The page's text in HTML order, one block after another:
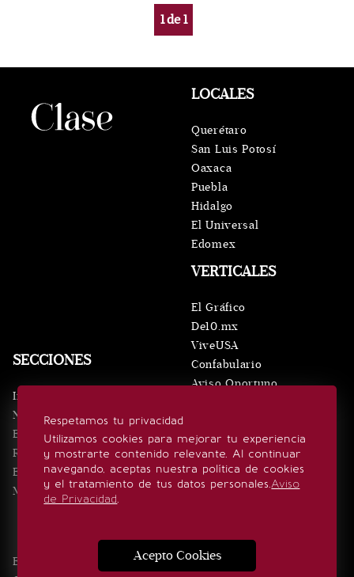
1de1
Respetamos tu privacidad
Utilizamos cookies para mejorar tu experiencia
y mostrarte contenido relevante. Al continuar
navegando, aceptas nuestra política de cookies
y el tratamiento de tus datos personales.Aviso
de Privacidad.
Acepto Cookies
SECCIONES
Inicio
Noticias
Eventos
Realeza
Estilo de vida
Minuto x Minuto
VERTICALES
El Gráfico
De10.mx
ViveUSA
Confabulario
Aviso Oportuno
LOCALES
Querétaro
San Luis Potosí
Oaxaca
Puebla
Hidalgo
El Universal
Edomex
SÍGUENOS
Edición Impresa Noticias Quiénes somos